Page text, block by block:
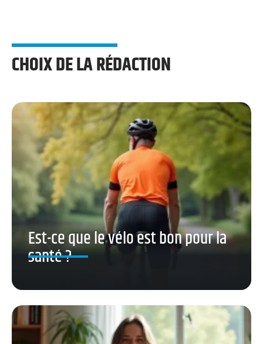
CHOIX DE LA RÉDACTION
Est-ce que le vélo est bon pour la
santé ?